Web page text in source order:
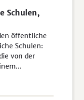
Schulen,
öffentliche
Schulen:
von der